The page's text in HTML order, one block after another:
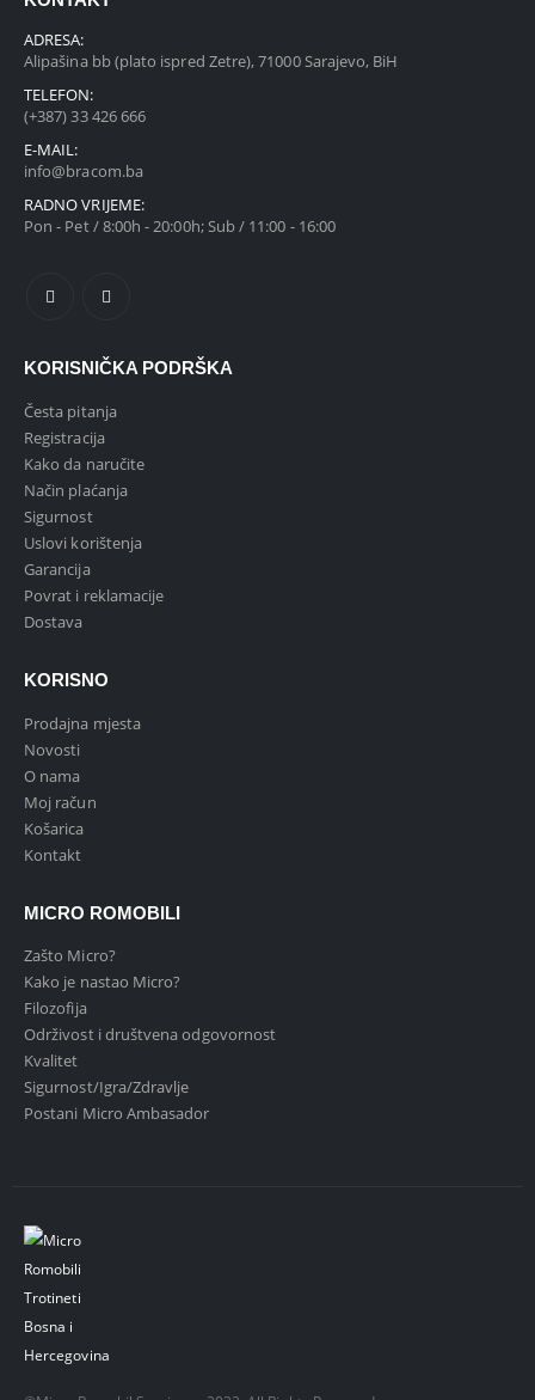
ADRESA:
Alipašina bb (plato ispred Zetre), 71000 Sarajevo, BiH
TELEFON:
(+387) 33 426 666
E-MAIL:
info@bracom.ba
RADNO VRIJEME:
Pon - Pet / 8:00h - 20:00h; Sub / 11:00 - 16:00
KORISNIČKA PODRŠKA
Česta pitanja
Registracija
Kako da naručite
Način plaćanja
Sigurnost
Uslovi korištenja
Garancija
Povrat i reklamacije
Dostava
KORISNO
Prodajna mjesta
Novosti
O nama
Moj račun
Košarica
Kontakt
MICRO ROMOBILI
Zašto Micro?
Kako je nastao Micro?
Filozofija
Održivost i društvena odgovornost
Kvalitet
Sigurnost/Igra/Zdravlje
Postani Micro Ambasador